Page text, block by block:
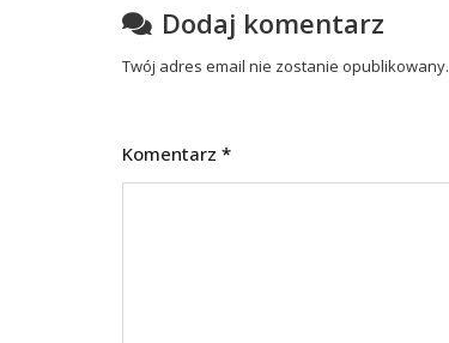
Dodaj komentarz
Twój adres email nie zostanie opublikowany.
Komentarz *